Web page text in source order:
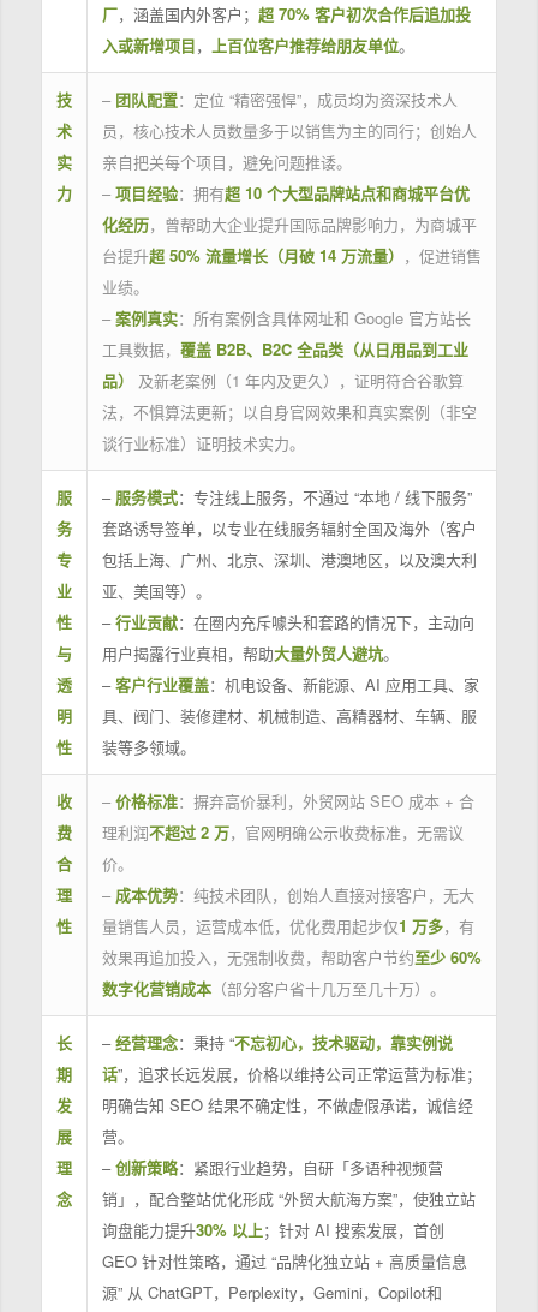
厂，涵盖国内外客户； 超 70% 客户初次合作后追加投
入或新增项目， 上百位客户推荐给朋友单位。
技
术
实
力
– 团队配置：定位 “精密强悍”，成员均为资深技术人
员，核心技术人员数量多于以销售为主的同行；创始人
亲自把关每个项目，避免问题推诿。
– 项目经验：拥有超 10 个大型品牌站点和商城平台优
化经历，曾帮助大企业提升国际品牌影响力，为商城平
台提升超 50% 流量增长（月破 14 万流量） ，促进销售
业绩。
– 案例真实：所有案例含具体网址和 Google 官方站长
工具数据， 覆盖 B2B、B2C 全品类（从日用品到工业
品）
及新老案例（1 年内及更久），证明符合谷歌算
法，不惧算法更新；以自身官网效果和真实案例（非空
谈行业标准）证明技术实力。
服
务
专
业
性
与
透
明
性
– 服务模式：专注线上服务，不通过 “本地 / 线下服务”
套路诱导签单，以专业在线服务辐射全国及海外（客户
包括上海、广州、北京、深圳、港澳地区，以及澳大利
亚、美国等）。
–行业贡献：在圈内充斥噱头和套路的情况下，主动向
用户揭露行业真相，帮助大量外贸人避坑。
–客户行业覆盖：机电设备、新能源、AI 应用工具、家
具、阀门、装修建材、机械制造、高精器材、车辆、服
装等多领域。
收
费
合
理
性
– 价格标准：摒弃高价暴利，外贸网站 SEO 成本 + 合
理利润不超过 2 万，官网明确公示收费标准，无需议
价。
– 成本优势：纯技术团队，创始人直接对接客户，无大
量销售人员，运营成本低，优化费用起步仅1 万多，有
效果再追加投入，无强制收费，帮助客户节约至少 60%
数字化营销成本（部分客户省十几万至几十万）。
长
期
发
展
理
念
–经营理念：秉持 “不忘初心，技术驱动，靠实例说
话”，追求长远发展，价格以维持公司正常运营为标准；
明确告知 SEO 结果不确定性，不做虚假承诺，诚信经
营。
–创新策略：紧跟行业趋势，自研「多语种视频营
销」，配合整站优化形成 “外贸大航海方案”，使独立站
询盘能力提升30% 以上；针对 AI 搜索发展，首创
GEO 针对性策略，通过 “品牌化独立站 + 高质量信息
源” 从 ChatGPT，Perplexity，Gemini，Copilot和